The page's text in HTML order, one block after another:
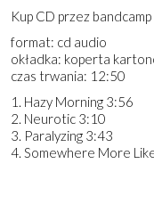
Kup CD przez
format: cd audio
okładka: koperta
czas trwania: 12:50
1. Hazy Morning 3:56
2. Neurotic 3:10
3. Paralyzing 3:43
4. Somewhere More